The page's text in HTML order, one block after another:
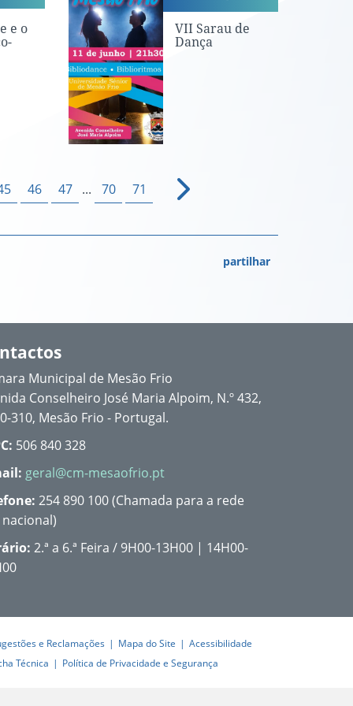
e o VII Sarau de
Dança
46 47 ... 70 71
partilhar
Municipal de Mesão Frio
Conselheiro José Maria Alpoim, N.º 432,
310, Mesão Frio - Portugal.
506 840 328
geral@cm-mesaofrio.pt
254 890 100 (Chamada para a rede
2.ª a 6.ª Feira / 9H00-13H00 | 14H00-
e Reclamações Mapa do Site
Acessibilidade
Técnica
Política de Privacidade e Segurança